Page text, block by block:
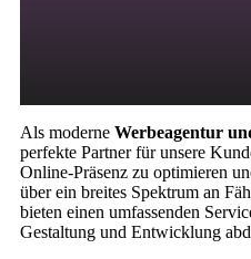
Als moderne Werbeagentur
perfekte Partner für unsere
Online-Präsenz zu optimieren
über ein breites Spektrum an
bieten einen umfassenden
Gestaltung und Entwicklung